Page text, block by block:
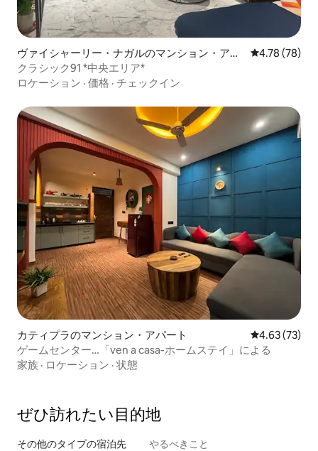
ヴァイシャーリー・ナガルのマンション・アパ
ート
レビュー78
4.78 (78)
クラシック91 *中央エリア*
ロケーション · 価格 · チェックイン
カティプラのマンション・アパート レビュー73
4.63 (73)
ゲームセンター…「ven a casa-ホームステイ」による
家族 · ロケーション · 状態
ぜひ訪⁠れ⁠た⁠い目⁠的⁠地
その他のタ⁠イ⁠プ⁠の宿⁠泊⁠先 やるべきこと